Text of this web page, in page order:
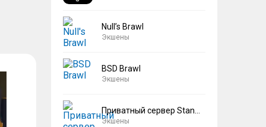
Null’s Brawl
Экшены
BSD Brawl
Экшены
Экшены